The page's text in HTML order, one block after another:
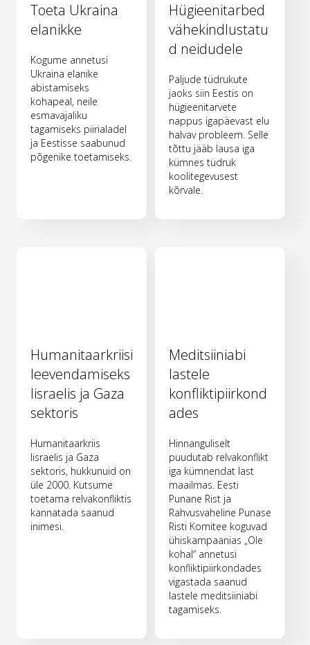
Toeta Ukraina
elanikke
Kogume annetusi
Ukraina elanike
abistamiseks
kohapeal, neile
esmavajaliku
tagamiseks piirialadel
ja Eestisse saabunud
põgenike toetamiseks.
Hügieenitarbed
vähekindlustatu
d neidudele
Paljude tüdrukute
jaoks siin Eestis on
hügieenitarvete
nappus igapäevast elu
halvav probleem. Selle
tõttu jääb lausa iga
kümnes tüdruk
koolitegevusest
kõrvale.
Humanitaarkriisi
leevendamiseks
Iisraelis ja Gaza
sektoris
Humanitaarkriis
Iisraelis ja Gaza
sektoris, hukkunuid on
üle 2000. Kutsume
toetama relvakonfliktis
kannatada saanud
inimesi.
Meditsiiniabi
lastele
konfliktipiirkond
ades
Hinnanguliselt
puudutab relvakonflikt
iga kümnendat last
maailmas. Eesti
Punane Rist ja
Rahvusvaheline Punase
Risti Komitee koguvad
ühiskampaanias „Ole
kohal“ annetusi
konfliktipiirkondades
vigastada saanud
lastele meditsiiniabi
tagamiseks.